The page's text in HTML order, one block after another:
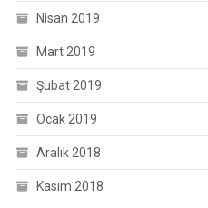
Nisan 2019
Mart 2019
Şubat 2019
Ocak 2019
Aralık 2018
Kasım 2018